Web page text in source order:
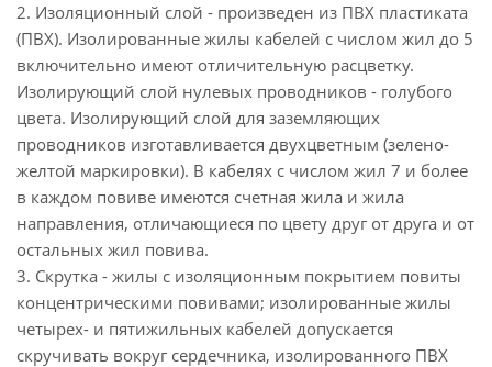
2. Изоляционный слой - произведен из ПВХ пластиката
(ПВХ). Изолированные жилы кабелей с числом жил до 5
включительно имеют отличительную расцветку.
Изолирующий слой нулевых проводников - голубого
цвета. Изолирующий слой для заземляющих
проводников изготавливается двухцветным (зелено-
желтой маркировки). В кабелях с числом жил 7 и более
в каждом повиве имеются счетная жила и жила
направления, отличающиеся по цвету друг от друга и от
остальных жил повива.
3. Скрутка - жилы с изоляционным покрытием повиты
концентрическими повивами; изолированные жилы
четырех- и пятижильных кабелей допускается
скручивать вокруг сердечника, изолированного ПВХ